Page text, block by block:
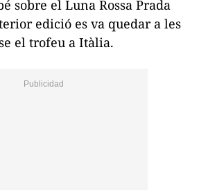
sobre el Luna Rossa Prada
edició es va quedar a les
el trofeu a Itàlia.